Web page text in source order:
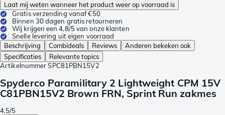
Laat mij weten wanneer het product weer op voorraad is
Gratis verzending vanaf €50
Binnen 30 dagen gratis retourneren
Wij krijgen een 4,8/5 van onze klanten
Snelle levering uit eigen voorraad
Beschrijving
Combideals Reviews
Anderen bekeken ook
Specificaties
Relevante topics
Artikelnummer SPC81PBN15V2
Spyderco Paramilitary 2 Lightweight CPM 15V
C81PBN15V2 Brown FRN, Sprint Run zakmes
4.5/5